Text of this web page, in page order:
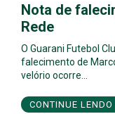
Nota de
Rede
O Guarani Futebol
falecimento de
velório ocorre…
CONTINUE